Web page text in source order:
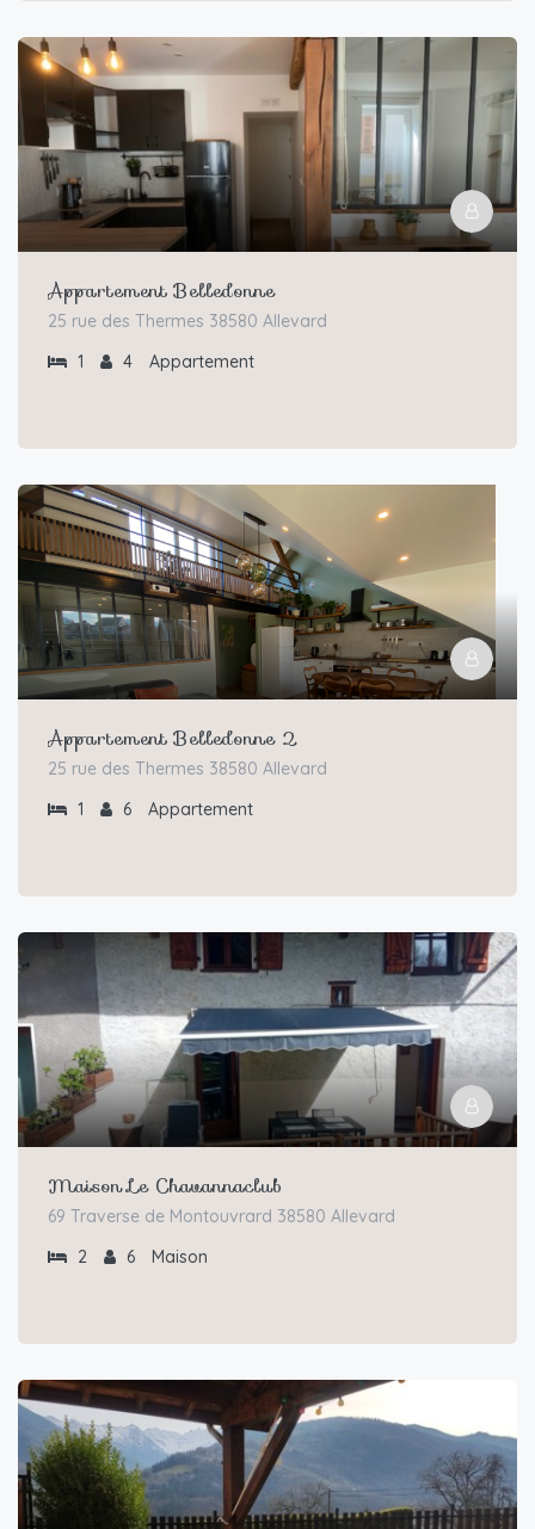
Appartement Belledonne
25 rue des Thermes 38580 Allevard
1
4 Appartement
Appartement Belledonne 2
25 rue des Thermes 38580 Allevard
1
6 Appartement
Maison Le Chavannaclub
69 Traverse de Montouvrard 38580 Allevard
2
6 Maison